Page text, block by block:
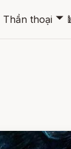
Thần thoại 🞃